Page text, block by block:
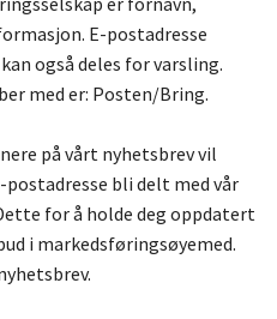
E-postadresse
også deles for varsling.
med er: Posten/Bring.
på vårt nyhetsbrev vil
bli delt med vår
for å holde deg oppdatert
i markedsføringsøyemed.